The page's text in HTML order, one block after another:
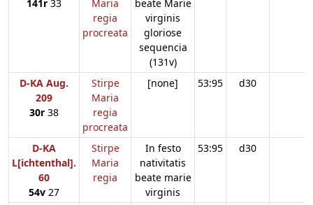
141r 33
Maria
regia
procreata
beate Marie
virginis
gloriose
sequencia
(131v)
D-KA Aug.
209
30r 38
Stirpe
Maria
regia
procreata
[none] 53:95 d30
D-KA
L[ichtenthal].
60
54v 27
Stirpe
Maria
regia
In festo
nativitatis
beate marie
virginis
53:95 d30